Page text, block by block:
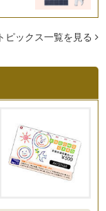
セージ
よう
ピアノを習いに行
なもので、そこに
う！！
トピックス一覧を見る